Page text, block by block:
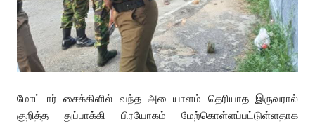
மோட்டார் சைக்கிளில் வந்த அடையாளம் தெரியாத இருவரால்
குறித்த துப்பாக்கி பிரயோகம் மேற்கொள்ளப்பட்டுள்ளதாக